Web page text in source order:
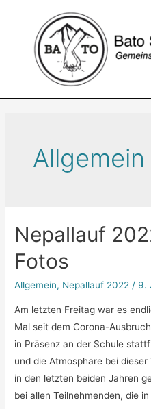
springen
Allgemein
Nepallauf
Fotos
Allgemein, Nepallauf 2022 / 9.
Am letzten Freitag war es
Mal seit dem Corona-
in Präsenz an der Schule
und die Atmosphäre bei
in den letzten beiden Jahren
bei allen Teilnehmenden, die